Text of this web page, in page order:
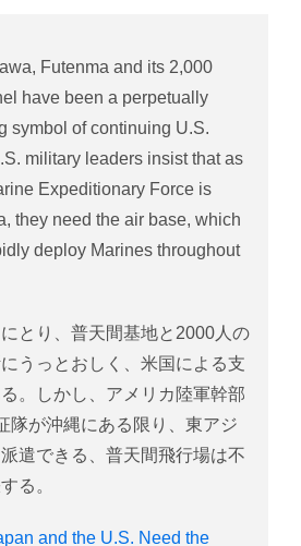
Futenma and its 2,000
have been a perpetually
symbol of continuing U.S.
military leaders insist that as
Expeditionary Force is
they need the air base, which
deploy Marines throughout
とり、普天間基地と2000人の
うっとおしく、米国による支
。しかし、アメリカ陸軍幹部
隊が沖縄にある限り、東アジ
遣できる、普天間飛行場は不
る。
and the U.S. Need the